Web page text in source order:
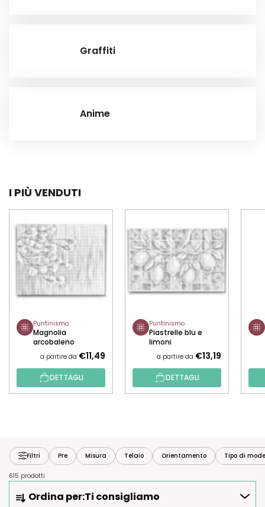
Graffiti
Anime
I PIÙ VENDUTI
Puntinismo
Magnolia
arcobaleno
a partire da €11,49
DETTAGLI
Puntinismo
Piastrelle blu e
limoni
a partire da €13,19
DETTAGLI
Filtri Pre Misura Telaio Orientamento Tipo di
615 prodotti
Ordina per:Ti consigliamo